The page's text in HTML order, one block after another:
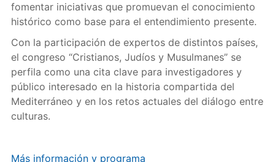
fomentar iniciativas que promuevan el conocimiento
histórico como base para el entendimiento presente.
Con la participación de expertos de distintos países,
el congreso “Cristianos, Judíos y Musulmanes” se
perfila como una cita clave para investigadores y
público interesado en la historia compartida del
Mediterráneo y en los retos actuales del diálogo entre
culturas.
Más información y programa